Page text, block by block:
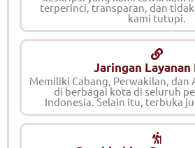
terperinci, transparan, dan tidak
kami tutupi.
Jaringan Layanan
Memiliki Cabang, Perwakilan, dan
di berbagai kota di seluruh
Indonesia. Selain itu, terbuka